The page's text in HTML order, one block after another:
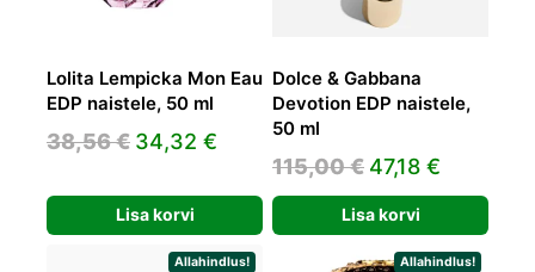
Lolita Lempicka Mon Eau
EDP naistele, 50 ml
38,56€ Algne
oli:
38,56 €.
34,32 € Praegune
34,32 €.
Lisa korvi
Dolce & Gabbana
Devotion EDP naistele,
50 ml
115,00€ Algne
hind
oli:
115,00 €.
47,18 €
hind
on:
47,18 €.
Lisa korvi
Allahindlus! Allahindlus!